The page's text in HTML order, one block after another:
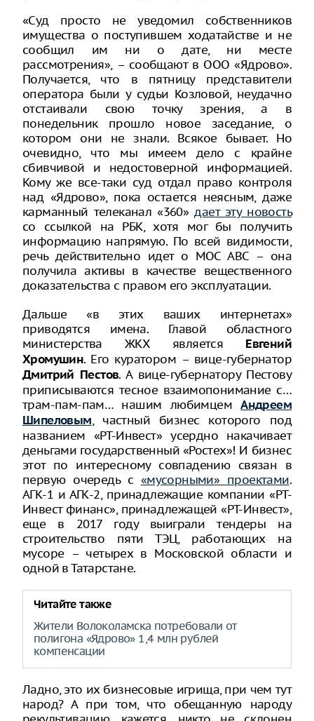
«Суд просто не уведомил собственников
имущества о поступившем ходатайстве и не
сообщил им ни о дате, ни месте
рассмотрения», – сообщают в ООО «Ядрово».
Получается, что в пятницу представители
оператора были у судьи Козловой, неудачно
отстаивали свою точку зрения, а в
понедельник прошло новое заседание, о
котором они не знали. Всякое бывает. Но
очевидно, что мы имеем дело с крайне
сбивчивой и недостоверной информацией.
Кому же все-таки суд отдал право контроля
над «Ядрово», пока остается неясным, даже
карманный телеканал «360»дает эту новость
со ссылкой на РБК, хотя мог бы получить
информацию напрямую. По всей видимости,
речь действительно идет о МОС АВС – она
получила активы в качестве вещественного
доказательства с правом его эксплуатации.
Дальше «в этих ваших интернетах»
приводятся имена. Главой областного
министерства ЖКХ является Евгений
Хромушин. Его куратором – вице-губернатор
Дмитрий Пестов. А вице-губернатору Пестову
приписываются тесное взаимопонимание с…
трам-пам-пам… нашим любимцемАндреем
Шипеловым, частный бизнес которого под
названием «РТ-Инвест» усердно накачивает
деньгами государственный «Ростех»! И бизнес
этот по интересному совпадению связан в
первую очередь с «мусорными» проектами.
АГК-1 и АГК-2, принадлежащие компании «РТ-
Инвест финанс», принадлежащей «РТ-Инвест»,
еще в 2017 году выиграли тендеры на
строительство пяти ТЭЦ, работающих на
мусоре – четырех в Московской области и
одной в Татарстане.
Читайте также
Жители Волоколамска потребовали от
полигона «Ядрово» 1,4 млн рублей
компенсации
Ладно, это их бизнесовые игрища, при чем тут
народ? А при том, что обещанную народу